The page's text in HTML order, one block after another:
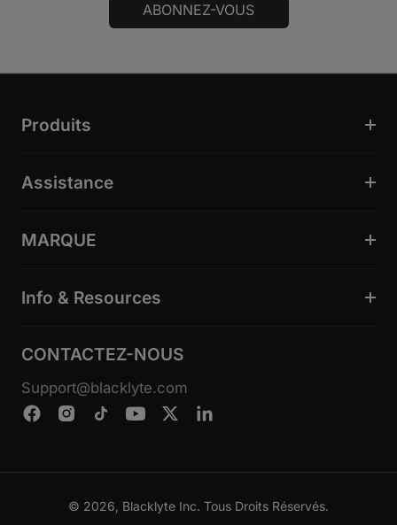
ABONNEZ-VOUS
Produits
Assistance
MARQUE
Info & Resources
CONTACTEZ-NOUS
Support@blacklyte.com
© 2026, Blacklyte Inc. Tous Droits Réservés.